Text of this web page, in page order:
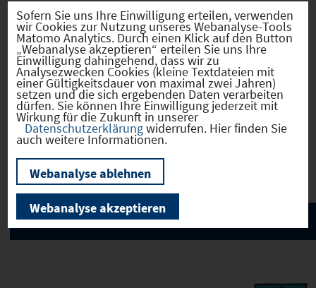
Sozialvers. Beschäftigte
Verkehrsinfrastruktur
Sofern Sie uns Ihre Einwilligung erteilen, verwenden
wir Cookies zur Nutzung unseres Webanalyse-Tools
Matomo Analytics. Durch einen Klick auf den Button
„Webanalyse akzeptieren“ erteilen Sie uns Ihre
Einwilligung dahingehend, dass wir zu
Analysezwecken Cookies (kleine Textdateien mit
einer Gültigkeitsdauer von maximal zwei Jahren)
setzen und die sich ergebenden Daten verarbeiten
dürfen. Sie können Ihre Einwilligung jederzeit mit
Wirkung für die Zukunft in unserer
Datenschutzerklärungwiderrufen. Hier finden Sie
auch weitere Informationen.
Webanalyse ablehnen
Webanalyse akzeptieren